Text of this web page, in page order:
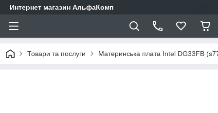
Интернет магазин АльфаКомп
Товари та послуги Материнська плата Intel DG33FB